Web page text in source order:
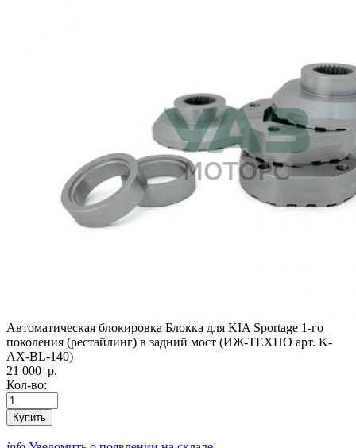
Автоматическая блокировка Блокка для KIA Sportage 1-го
поколения (рестайлинг) в задний мост (ИЖ-ТЕХНО арт. K-
AX-BL-140)
21 000 р.
Кол-во:
Купить